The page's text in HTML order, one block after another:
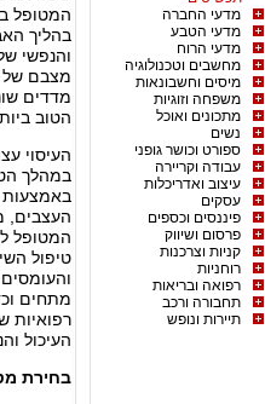
מדעי החברה
מדעי הטבע
מדעי הרוח
מחשבים וטכנולוגיה
מיסים וחשבונאות
משפחה וזוגיות
מתכונים ואוכל
נשים
ספורט וכושר גופני
עבודה וקריירה
עיצוב ואדריכלות
עסקים
פיננסים וכספים
פרסום ושיווק
קניות וצרכנות
רוחניות
רפואה ובריאות
תחבורה ורכב
תיירות ונופש
המטופל
בהליך
והנפשי
מצבם של
מדדים
הטוב
העיסוי
במהלך
באמצעות
העצבים,
המטופל
טיפול
מתחים
רפואיות
העיכול
בחירת